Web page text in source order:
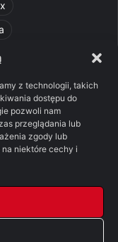
z technologii, takich
dostępu do
pozwoli nam
przeglądania lub
zgody lub
niektóre cechy i
do maesterów
SithFrog
Teorie
Cytadeli